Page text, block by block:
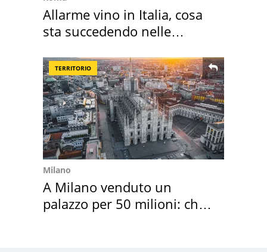
Allarme vino in Italia, cosa
sta succedendo nelle
TERRITORIO
Milano
A Milano venduto un
palazzo per 50 milioni: chi